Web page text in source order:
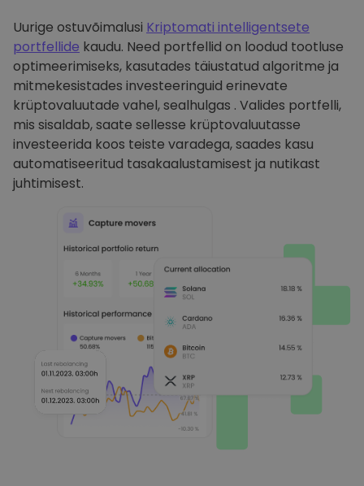
Uurige ostuvõimalusi Kriptomati intelligentsete
portfellide kaudu. Need portfellid on loodud tootluse
optimeerimiseks, kasutades täiustatud algoritme ja
mitmekesistades investeeringuid erinevate
krüptovaluutade vahel, sealhulgas . Valides portfelli,
mis sisaldab, saate sellesse krüptovaluutasse
investeerida koos teiste varadega, saades kasu
automatiseeritud tasakaalustamisest ja nutikast
juhtimisest.